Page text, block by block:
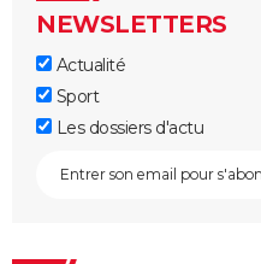
NEWSLETTERS
Actualité
Sport
Les dossiers d'actu